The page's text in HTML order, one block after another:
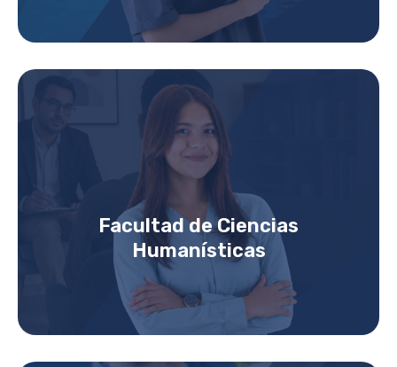
Facultad de Ciencias
Humanísticas